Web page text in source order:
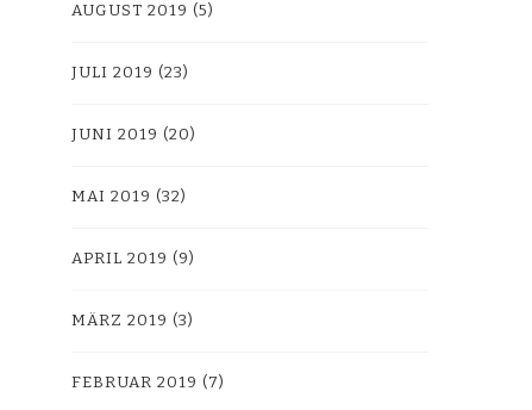
AUGUST 2019 (5)
JULI 2019 (23)
JUNI 2019 (20)
MAI 2019 (32)
APRIL 2019 (9)
MÄRZ 2019 (3)
FEBRUAR 2019 (7)